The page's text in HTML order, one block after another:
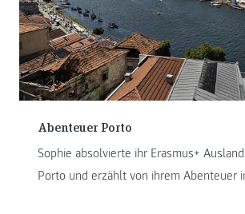
Abenteuer Porto
Sophie absolvierte ihr Erasmus+
Porto und erzählt von ihrem Abenteuer